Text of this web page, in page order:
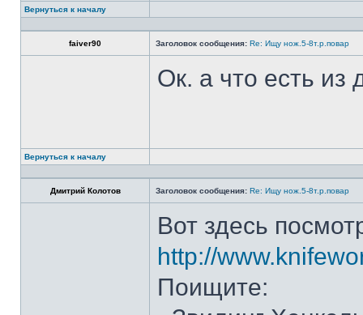
Вернуться к началу
faiver90 Заголовок сообщения: Re: Ищу нож.5-8т.р.повар
Ок. а что есть из
Вернуться к началу
Дмитрий Колотов Заголовок сообщения: Re: Ищу нож.5-8т.р.повар
Вот здесь
http://
Поищите: